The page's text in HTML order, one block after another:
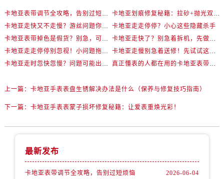
卡地亚表带调节全攻略，告别过短烦恼
卡地亚划痕修复秘籍：拉砂+抛光双工艺还原如新
卡地亚走快又不走慢？游丝问题你了解多少？
卡地亚走走停停？小心这些隐藏杀手
卡地亚表带掉色是假货？别急，可能是这些日常习惯惹的祸
卡地亚走快了？别急着拆机，先做这一步
卡地亚走走停停别忽视！小问题拖成大修很烧钱
卡地亚走慢别急着送修！先试试这些方法
卡地亚走时忽快忽慢？问题可能出在你睡觉时！
真正懂表的人都在用的卡地亚表带调节技巧
上一篇： 卡地亚手表表盘生锈解决办法是什么（保养与修复技巧指南）
下一篇： 卡地亚手表表蒙子损坏修复秘籍：让爱表重焕光彩！
最新发布
卡地亚表带调节全攻略，告别过短烦恼 2026-06-04